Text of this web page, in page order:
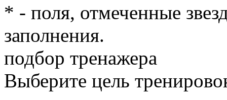
* - поля, отмеченные
заполнения.
подбор тренажера
Выберите цель